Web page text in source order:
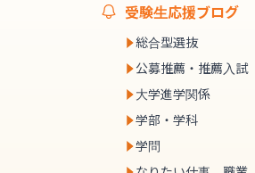
受験生応援ブログ
総合型選抜
公募推薦・推薦入試
大学進学関係
学部・学科
学問